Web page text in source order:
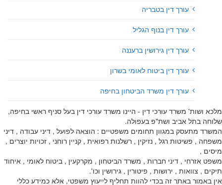
עורך דין בטבריה
עורך דין בנוף הגליל
עורך דין גירושין ברעננה
עורך דין ביטוח לאומי בשרון
עורך דין משרד הביטחון בחיפה
מלכא ושות' משרד עורכי דין - היינו משרד עורכי דין בעל סניף ראשי בחיפה,
שלוחה בתל אביב ושת"פ בעפולה.
המשרד מתעסק במגוון תחומים משפטיים : הוצאה לפועל , דיני עבודה , דיני
משפחה , פשיטות רגל , נזיקין , רשלנות רפואית , קניין רוחני , זכויות יוצרים ,
מיסים ,
משפט אזרחי , דיני חברות , משרד הביטחון , מקרקעין , ביטוח לאומי , איחוד
תיקים , צוואות , ירושות , פיטורין , גירושין וכו'.
אין באמור באתר זה בכדי להוות תחליף לייעוץ משפטי, אלא כמידע כללי